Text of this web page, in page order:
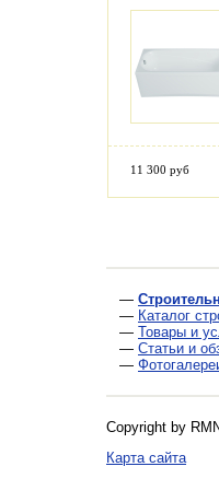
11 300 руб
—
— Каталог
— Товары и
— Статьи и
—
Copyright by
Карта сайта